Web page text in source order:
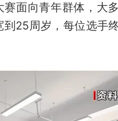
面向青年群体，大
25周岁，每位选手